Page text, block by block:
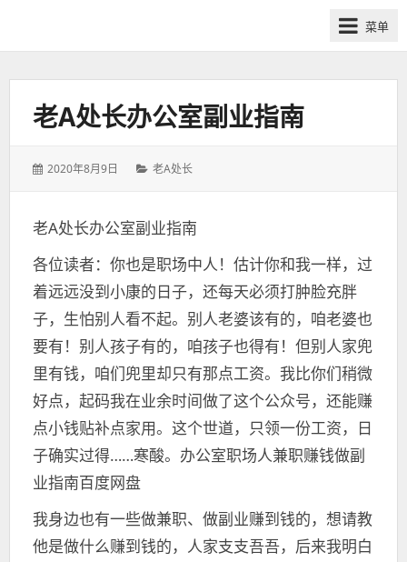
筹
菜单
老A处长办公室副业指南
发
2020年8月9日
分
老A处长
老A处长办公室副业指南
各位读者：你也是职场中人！估计你和我一样，过
着远远没到小康的日子，还每天必须打肿脸充胖
子，生怕别人看不起。别人老婆该有的，咱老婆也
要有！别人孩子有的，咱孩子也得有！但别人家兜
里有钱，咱们兜里却只有那点工资。我比你们稍微
好点，起码我在业余时间做了这个公众号，还能赚
点小钱贴补点家用。这个世道，只领一份工资，日
子确实过得……寒酸。办公室职场人兼职赚钱做副
业指南百度网盘
我身边也有一些做兼职、做副业赚到钱的，想请教
他是做什么赚到钱的，人家支支吾吾，后来我明白